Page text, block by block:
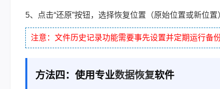
5、点击“还原”按钮，选择恢复位置（原始位置或新位置
注意：文件历史记录功能需要事先设置并定期运行备
方法四：使用专业数据恢复软件